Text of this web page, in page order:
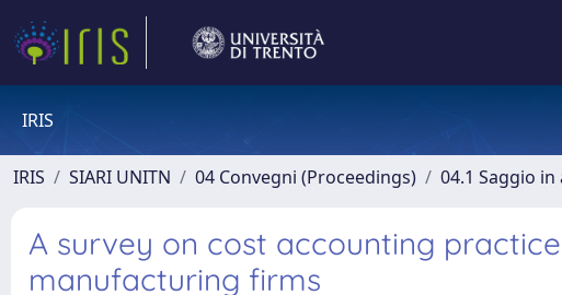
IRIS
IRIS SIARI UNITN 04 Convegni (Proceedings) 04.1 Saggio
A survey on cost accounting
manufacturing firms